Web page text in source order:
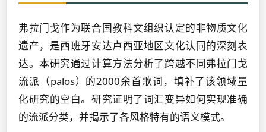
弗拉门戈作为联合国教科文组织认定的非物质文化
遗产，是西班牙安达卢西亚地区文化认同的深刻表
达。本研究通过计算方法分析了跨越不同弗拉门戈
流派（palos）的2000余首歌词，填补了该领域量
化研究的空白。研究证明了词汇变异如何实现准确
的流派分类，并揭示了各风格特有的语义模式。